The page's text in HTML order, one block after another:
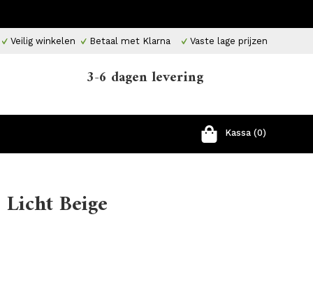
Veilig winkelen Betaal met Klarna Vaste lage prijzen
3-6 dagen levering
Kassa (0)
Beige